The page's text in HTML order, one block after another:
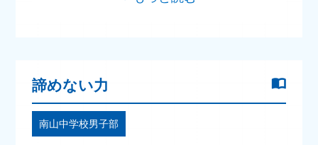
諦めない力
南山中学校男子部